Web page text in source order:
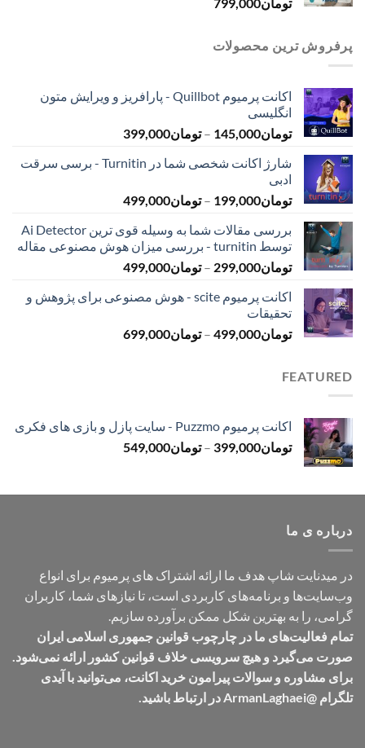
پرفروش ترین محصولات
اکانت پرمیوم Quillbot - پارافریز و ویرایش متون
انگلیسی
تومان145,000
– تومان399,000
تومان145,000
تومان399,000
شارژ اکانت شخصی شما در Turnitin - برسی سرقت
ادبی
تومان199,000
– تومان499,000محدوده
تومان199,000
تا
تومان499,000
بررسی مقالات شما به وسیله قوی ترین Ai Detector
توسط turnitin - بررسی میزان هوش مصنوعی مقاله
تومان299,000
– تومان499,000محدوده
تومان299,000
تومان499,000
اکانت پرمیوم scite - هوش مصنوعی برای پژوهش و
تحقیقات
تومان499,000
– تومان699,000محدوده
FEATURED
اکانت پرمیوم Puzzmo - سایت پازل و بازی های فکری
تومان399,000
– تومان549,000
تا
درباره ی ما
در میدنایت شاپ هدف ما ارائه اشتراک های پرمیوم برای انواع
وب‌سایت‌ها و برنامه‌های کاربردی است، تا نیازهای شما، کاربران
گرامی، را به بهترین شکل ممکن برآورده سازیم.
تمام فعالیت‌های ما در چارچوب قوانین جمهوری اسلامی ایران
صورت می‌گیرد و هیچ سرویسی خلاف قوانین کشور ارائه نمی‌شود.
برای مشاوره و سوالات پیرامون خرید اکانت، می‌توانید با آیدی
تلگرام @ArmanLaghaei در ارتباط باشید.